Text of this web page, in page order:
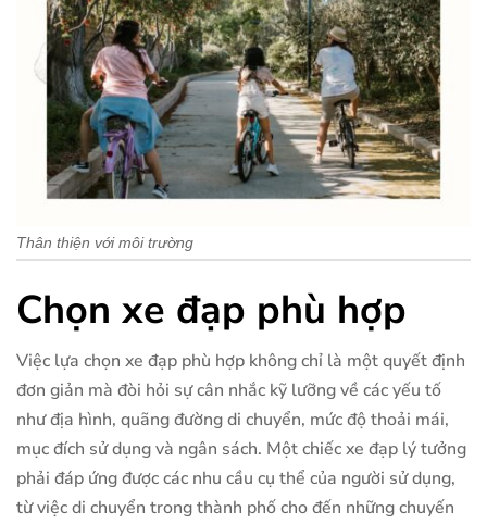
Thân thiện với môi trường
Chọn xe đạp phù hợp
Việc lựa chọn xe đạp phù hợp không chỉ là một quyết định
đơn giản mà đòi hỏi sự cân nhắc kỹ lưỡng về các yếu tố
như địa hình, quãng đường di chuyển, mức độ thoải mái,
mục đích sử dụng và ngân sách. Một chiếc xe đạp lý tưởng
phải đáp ứng được các nhu cầu cụ thể của người sử dụng,
từ việc di chuyển trong thành phố cho đến những chuyến